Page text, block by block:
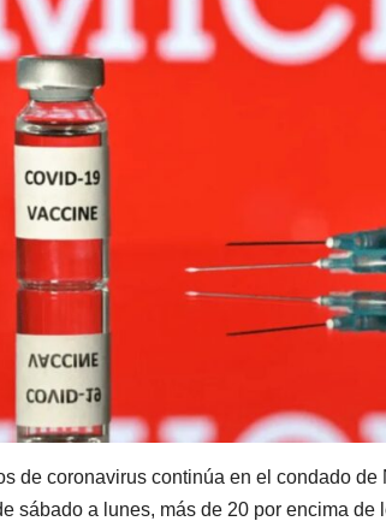
de coronavirus continúa en el condado
sábado a lunes, más de 20 por encima